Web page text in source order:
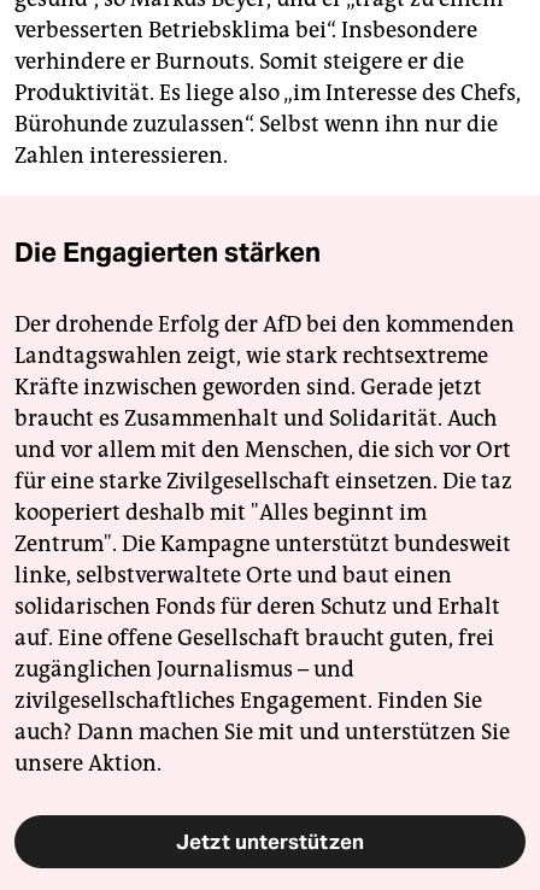
verbesserten Betriebsklima bei“. Insbesondere
verhindere er Burnouts. Somit steigere er die
Produktivität. Es liege also „im Interesse des Chefs,
Bürohunde zuzulassen“. Selbst wenn ihn nur die
Zahlen interessieren.
Die Engagierten stärken
Der drohende Erfolg der AfD bei den kommenden
Landtagswahlen zeigt, wie stark rechtsextreme
Kräfte inzwischen geworden sind. Gerade jetzt
braucht es Zusammenhalt und Solidarität. Auch
und vor allem mit den Menschen, die sich vor Ort
für eine starke Zivilgesellschaft einsetzen. Die taz
kooperiert deshalb mit "Alles beginnt im
Zentrum". Die Kampagne unterstützt bundesweit
linke, selbstverwaltete Orte und baut einen
solidarischen Fonds für deren Schutz und Erhalt
auf. Eine offene Gesellschaft braucht guten, frei
zugänglichen Journalismus – und
zivilgesellschaftliches Engagement. Finden Sie
auch? Dann machen Sie mit und unterstützen Sie
unsere Aktion.
Jetzt unterstützen